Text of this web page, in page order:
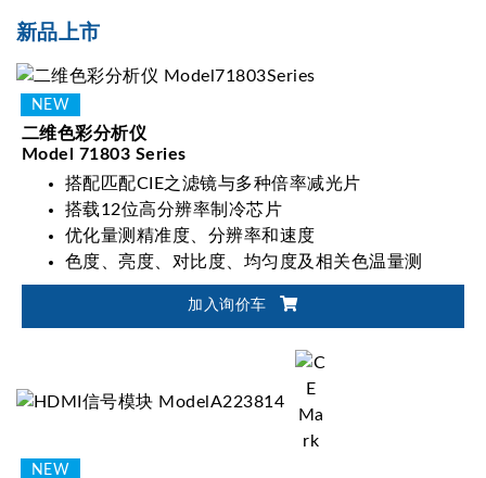
新品上市
二维色彩分析仪
Model 71803 Series
搭配匹配CIE之滤镜与多种倍率减光片
搭载12位高分辨率制冷芯片
优化量测精准度、分辨率和速度
色度、亮度、对比度、均匀度及相关色温量测
加入询价车